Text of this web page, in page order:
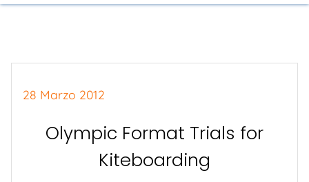
28 Marzo 2012
Olympic Format Trials for
Kiteboarding